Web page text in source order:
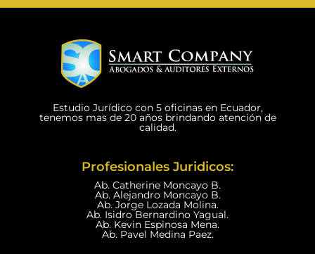
Estudio Jurídico con 5 oficinas en Ecuador,
tenemos mas de 20 años brindando atención de
calidad.
Profesionales Juridicos:
Ab. Catherine Moncayo B.
Ab. Alejandro Moncayo B.
Ab. Jorge Lozada Molina.
Ab. Isidro Bernardino Yagual.
Ab. Kevin Espinosa Mena.
Ab. Pavel Medina Paez.